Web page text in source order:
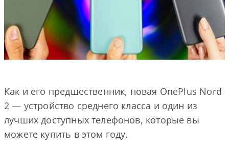
Как и его предшественник, новая OnePlus Nord
2 — устройство среднего класса и один из
лучших доступных телефонов, которые вы
можете купить в этом году.